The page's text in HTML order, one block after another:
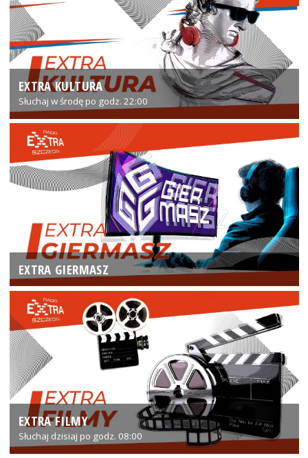
EXTRA KULTURA
Słuchaj w środę po godz. 22:00
EXTRA GIERMASZ
EXTRA FILMY
Słuchaj dzisiaj po godz. 08:00